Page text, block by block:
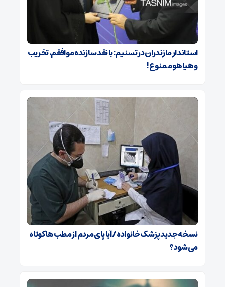
استاندار مازندران در تسنیم: با نقد سازنده موافقم، تخریب
و هیاهو ممنوع!
نسخه جدید پزشک خانواده/ آیا پای مردم از مطب‌ها‌ کوتاه
می‌شود؟